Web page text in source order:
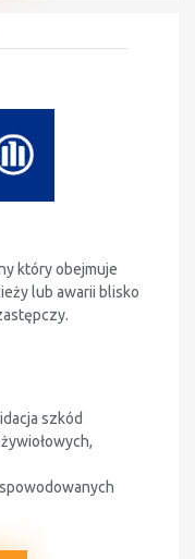
który obejmuje
lub awarii blisko
.
szkód